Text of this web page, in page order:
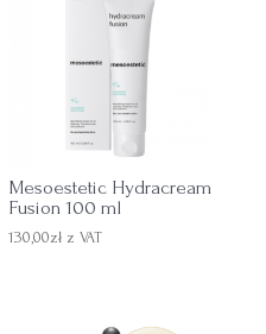
Mesoestetic Hydracream
Fusion 100 ml
130,00zł z VAT